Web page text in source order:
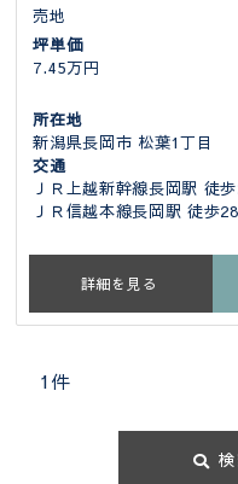
売地
坪単価
7.45万円
所在地
新潟県長岡市 松葉1丁目
交通
ＪＲ上越新幹線長岡駅 徒
ＪＲ信越本線長岡駅 徒歩
詳細を見る
1件